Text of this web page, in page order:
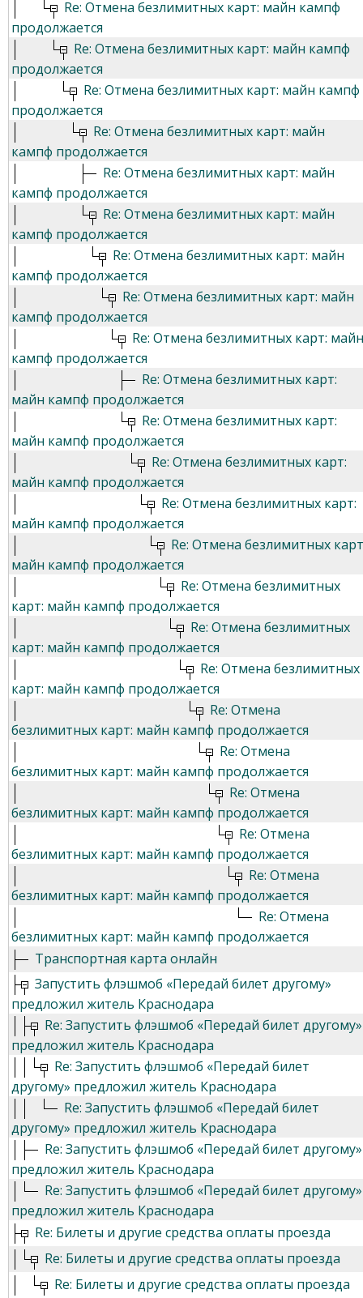
Re: Отмена безлимитных карт: майн кампф
продолжается
Re: Отмена безлимитных карт: майн кампф
продолжается
Re: Отмена безлимитных карт: майн кампф
продолжается
Re: Отмена безлимитных карт: майн
кампф продолжается
Re: Отмена безлимитных карт: майн
кампф продолжается
Re: Отмена безлимитных карт: майн
кампф продолжается
Re: Отмена безлимитных карт: майн
кампф продолжается
Re: Отмена безлимитных карт: майн
кампф продолжается
Re: Отмена безлимитных карт: майн
кампф продолжается
Re: Отмена безлимитных карт:
майн кампф продолжается
Re: Отмена безлимитных карт:
майн кампф продолжается
Re: Отмена безлимитных карт:
майн кампф продолжается
Re: Отмена безлимитных карт:
майн кампф продолжается
Re: Отмена безлимитных
майн кампф продолжается
Re: Отмена безлимитных
карт: майн кампф продолжается
Re: Отмена безлимитных
карт: майн кампф продолжается
Re: Отмена безлимитных
карт: майн кампф продолжается
Re: Отмена
безлимитных карт: майн кампф продолжается
Re: Отмена
безлимитных карт: майн кампф продолжается
Re: Отмена
безлимитных карт: майн кампф продолжается
Re: Отмена
безлимитных карт: майн кампф продолжается
Re: Отмена
безлимитных карт: майн кампф продолжается
Re: Отмена
безлимитных карт: майн кампф продолжается
Транспортная карта онлайн
Запустить флэшмоб «Передай билет другому»
предложил житель Краснодара
Re: Запустить флэшмоб «Передай билет другому»
предложил житель Краснодара
Re: Запустить флэшмоб «Передай билет
другому» предложил житель Краснодара
Re: Запустить флэшмоб «Передай билет
другому» предложил житель Краснодара
Re: Запустить флэшмоб «Передай билет другому»
предложил житель Краснодара
Re: Запустить флэшмоб «Передай билет другому»
предложил житель Краснодара
Re: Билеты и другие средства оплаты проезда
Re: Билеты и другие средства оплаты проезда
Re: Билеты и другие средства оплаты проезда